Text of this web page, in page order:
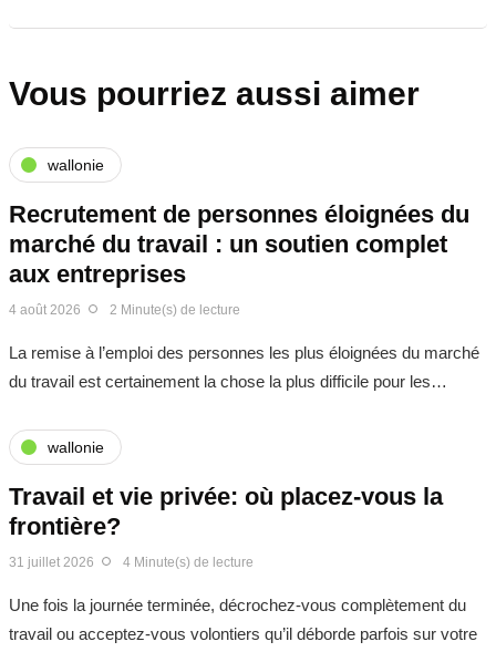
Vous pourriez aussi aimer
wallonie
Recrutement de personnes éloignées du
marché du travail : un soutien complet
aux entreprises
4 août 2026 2 Minute(s) de lecture
La remise à l’emploi des personnes les plus éloignées du marché
du travail est certainement la chose la plus difficile pour les…
wallonie
Travail et vie privée: où placez-vous la
frontière?
31 juillet 2026 4 Minute(s) de lecture
Une fois la journée terminée, décrochez-vous complètement du
travail ou acceptez-vous volontiers qu’il déborde parfois sur votre